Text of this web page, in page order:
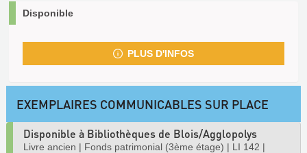
Disponible
PLUS D'INFOS
EXEMPLAIRES COMMUNICABLES SUR PLACE
Disponible à Bibliothèques de Blois/Agglopolys
Livre ancien | Fonds patrimonial (3ème étage) | LI 142 |